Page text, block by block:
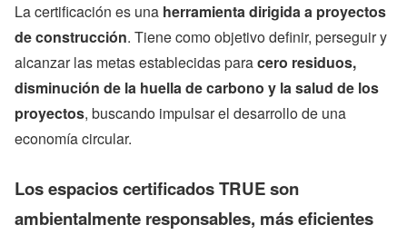
La certificación es una herramienta dirigida a proyectos
de construcción. Tiene como objetivo definir, perseguir y
alcanzar las metas establecidas paracero residuos,
disminución de la huella de carbono y la salud de los
proyectos, buscando impulsar el desarrollo de una
economía circular.
Los espacios certificados TRUE son
ambientalmente responsables, más eficientes